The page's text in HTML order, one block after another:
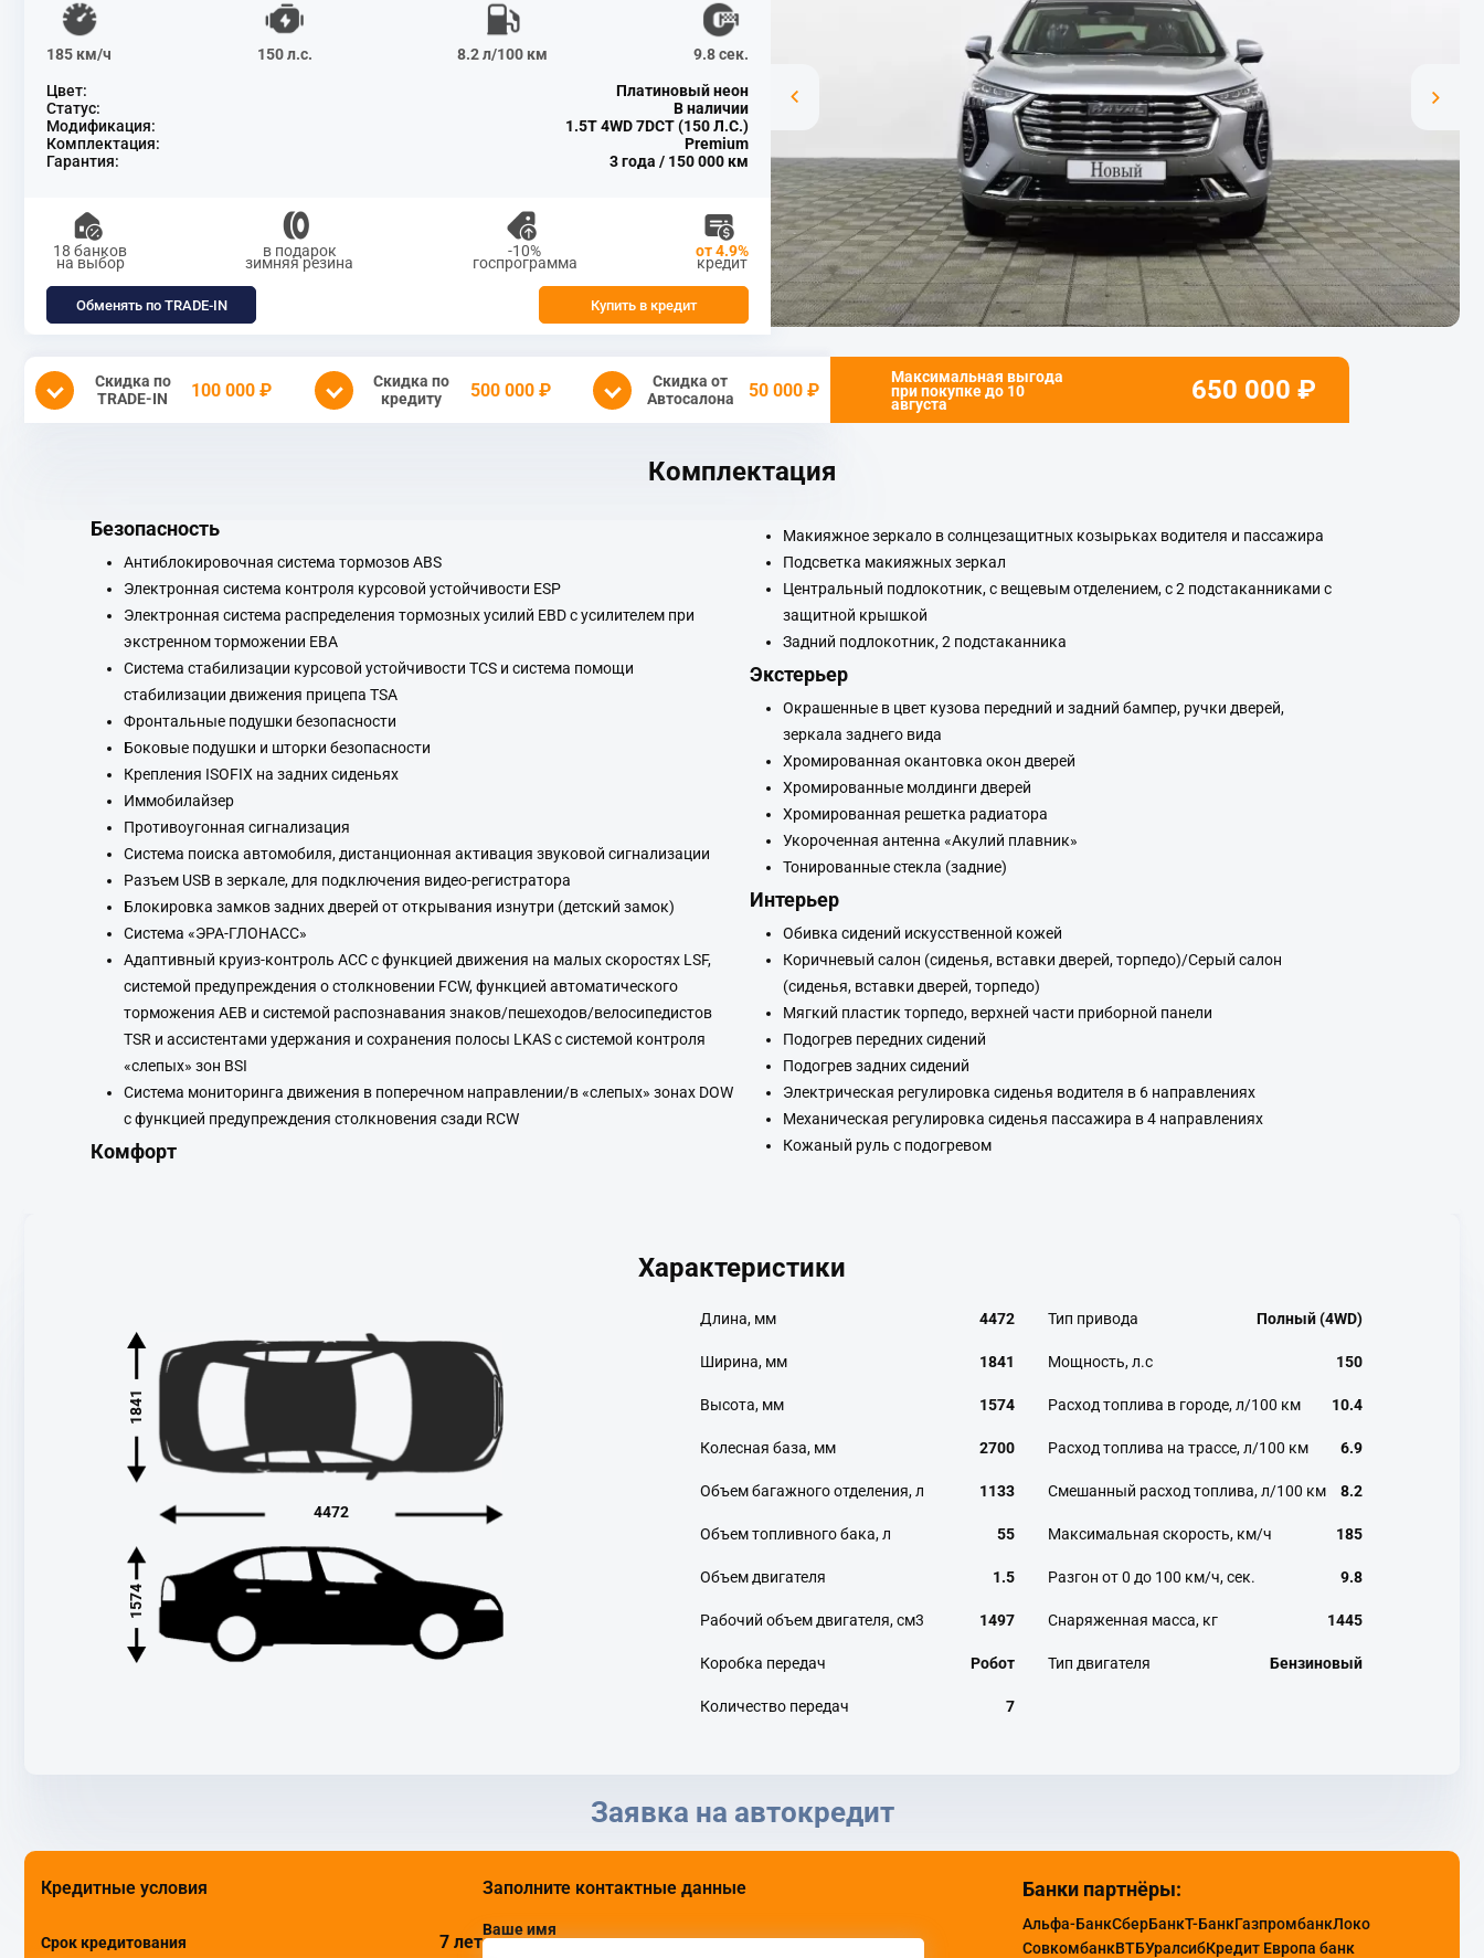
185 км/ч 150 л.с. 8.2 л/100 км 9.8 сек.
Цвет:
Платиновый неон
Статус:
В наличии
Модификация:
1.5T 4WD 7DCT (150 Л.С.)
Комплектация:
Premium
Гарантия:
3 года / 150 000 км
18 банков
на выбор
в подарок
зимняя резина
-10%
госпрограмма
от 4.9%
кредит
Обменять по TRADE-IN Купить в кредит
Скидка по
TRADE-IN
100 000 ₽
Скидка по
кредиту
500 000 ₽
Скидка от
Автосалона
50 000 ₽
Максимальная выгода
при покупке до 10
августа 650 000 ₽
Комплектация
Безопасность
Антиблокировочная система тормозов ABS
Электронная система контроля курсовой устойчивости ESP
Электронная система распределения тормозных усилий EBD с усилителем при
экстренном торможении EBA
Система стабилизации курсовой устойчивости TCS и система помощи
стабилизации движения прицепа TSA
Фронтальные подушки безопасности
Боковые подушки и шторки безопасности
Крепления ISOFIX на задних сиденьях
Иммобилайзер
Противоугонная сигнализация
Система поиска автомобиля, дистанционная активация звуковой сигнализации
Разъем USB в зеркале, для подключения видео-регистратора
Блокировка замков задних дверей от открывания изнутри (детский замок)
Система «ЭРА-ГЛОНАСС»
Адаптивный круиз-контроль ACC с функцией движения на малых скоростях LSF,
системой предупреждения о столкновении FCW, функцией автоматического
торможения AEB и системой распознавания знаков/пешеходов/велосипедистов
TSR и ассистентами удержания и сохранения полосы LKAS с системой контроля
«слепых» зон BSI
Система мониторинга движения в поперечном направлении/в «слепых» зонах DOW
с функцией предупреждения столкновения сзади RCW
Комфорт
Макияжное зеркало в солнцезащитных козырьках водителя и пассажира
Подсветка макияжных зеркал
Центральный подлокотник, с вещевым отделением, с 2 подстаканниками с
защитной крышкой
Задний подлокотник, 2 подстаканника
Экстерьер
Окрашенные в цвет кузова передний и задний бампер, ручки дверей,
зеркала заднего вида
Хромированная окантовка окон дверей
Хромированные молдинги дверей
Хромированная решетка радиатора
Укороченная антенна «Акулий плавник»
Тонированные стекла (задние)
Интерьер
Обивка сидений искусственной кожей
Коричневый салон (сиденья, вставки дверей, торпедо)/Серый салон
(сиденья, вставки дверей, торпедо)
Мягкий пластик торпедо, верхней части приборной панели
Подогрев передних сидений
Подогрев задних сидений
Электрическая регулировка сиденья водителя в 6 направлениях
Механическая регулировка сиденья пассажира в 4 направлениях
Кожаный руль с подогревом
Характеристики
4472
1841
1574
Длина, мм
Ширина, мм
Высота, мм
Колесная база, мм
Объем багажного отделения, л
Объем топливного бака, л
Объем двигателя
Рабочий объем двигателя, см3
Коробка передач
Количество передач
4472
1841
1574
2700
1133
55
1.5
1497
Робот
7
Тип привода
Мощность, л.с
Расход топлива в городе, л/100 км
Расход топлива на трассе, л/100 км
Смешанный расход топлива, л/100 км
Максимальная скорость, км/ч
Разгон от 0 до 100 км/ч, сек.
Снаряженная масса, кг
Тип двигателя
Полный (4WD)
150
10.4
6.9
8.2
185
9.8
1445
Бензиновый
Заявка на автокредит
Кредитные условия
Срок кредитования 7 лет
Заполните контактные данные
Ваше имя
Банки партнёры:
Альфа-БанкСберБанкТ-БанкГазпромбанкЛоко
СовкомбанкВТБУралсибКредит Европа банк